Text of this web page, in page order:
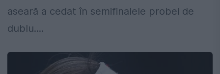
aseară a cedat în semifinalele probei de
dublu....